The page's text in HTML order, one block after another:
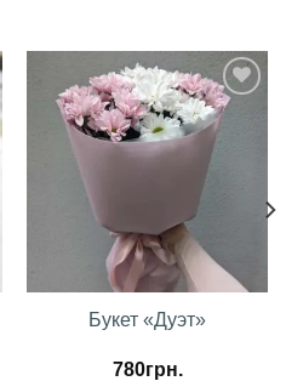
В
избранное
Букет «Дуэт»
780грн.